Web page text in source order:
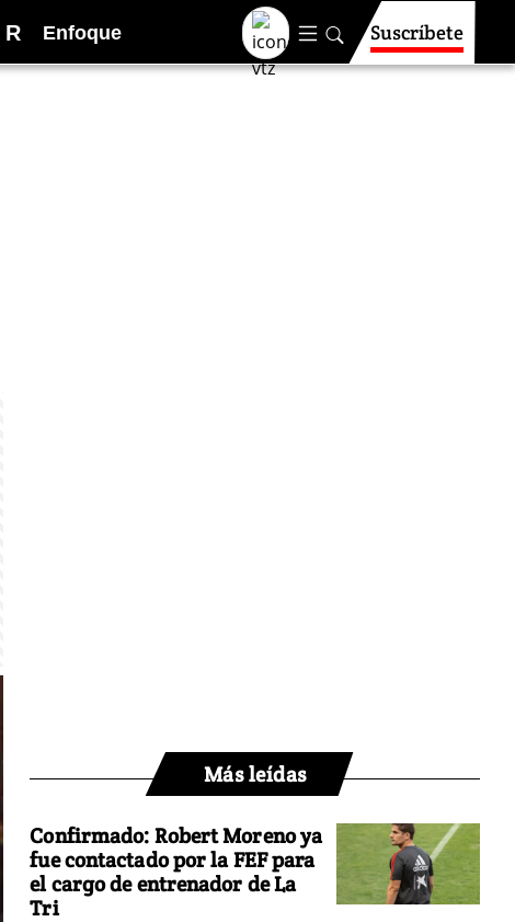
R Enfoque Suscríbete
Más leídas
Confirmado: Robert Moreno ya
fue contactado por la FEF para
el cargo de entrenador de La
Tri